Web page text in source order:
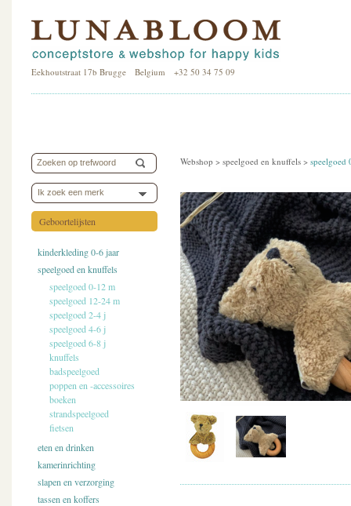
Eekhoutstraat 17b Brugge Belgium +32 50 34 75 09
Ik zoek een merk
Geboortelijsten
kinderkleding 0-6 jaar
speelgoed en knuffels
speelgoed 0-12 m
speelgoed 12-24 m
speelgoed 2-4 j
speelgoed 4-6 j
speelgoed 6-8 j
knuffels
badspeelgoed
poppen en -accessoires
boeken
strandspeelgoed
fietsen
eten en drinken
kamerinrichting
slapen en verzorging
tassen en koffers
Webshop > speelgoed en knuffels > speelgoed